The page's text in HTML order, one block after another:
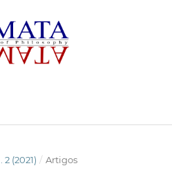
2 (2021) / Artigos